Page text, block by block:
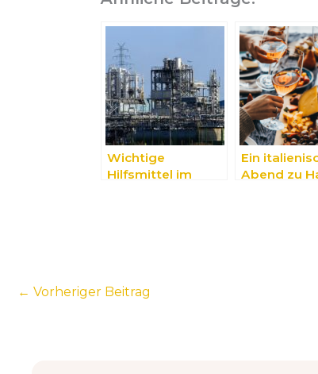
Wichtige
Hilfsmittel im
Ein
Abend zu
← Vorheriger Beitrag